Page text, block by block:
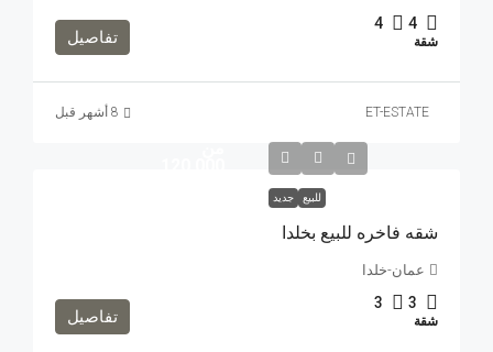
4
4
شقة تفاصيل
ET-ESTATE
للبيع جديد
شقه فاخره للبيع بخلدا
عمان-خلدا
3
3
شقة تفاصيل